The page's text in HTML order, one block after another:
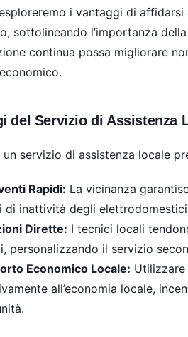
i vantaggi di
sottolineando l’importanza
continua possa migliorare
del Servizio di Assistenza
un servizio di assistenza locale
Rapidi: La vicinanza
di inattività degli
Dirette: I tecnici locali
personalizzando il servizio
Economico Locale:
all’economia locale,